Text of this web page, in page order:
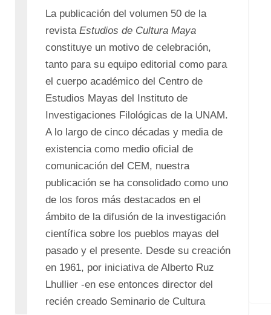
La publicación del volumen 50 de la
revista Estudios de Cultura Maya
constituye un motivo de celebración,
tanto para su equipo editorial como para
el cuerpo académico del Centro de
Estudios Mayas del Instituto de
Investigaciones Filológicas de la UNAM.
A lo largo de cinco décadas y media de
existencia como medio oficial de
comunicación del CEM, nuestra
publicación se ha consolidado como uno
de los foros más destacados en el
ámbito de la difusión de la investigación
científica sobre los pueblos mayas del
pasado y el presente. Desde su creación
en 1961, por iniciativa de Alberto Ruz
Lhullier -en ese entonces director del
recién creado Seminario de Cultura